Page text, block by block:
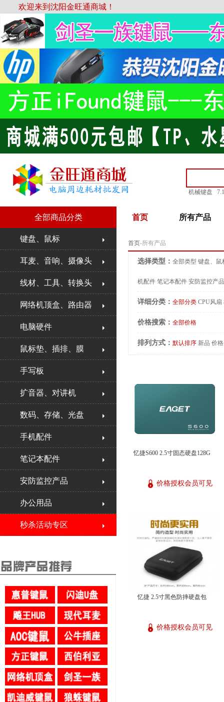
欢迎来到沈阳金旺通商城！
机械键盘
首页 所有产品
全部商品分类
键盘、鼠标
耳麦、音响、摄像头
线材、工具、转换头
网络机顶盒、路由器
电脑硬件
鼠标垫、插排、膜
手写板
扩音器、对讲机
数码、存储、光盘
手机配件
笔记本配件
安防监控产品
办公用品
秒杀活动专区
首页-所有产品
选择类型： 全部类型 键盘、鼠
机配件 笔记本配件 安防监控产品
详细分类： 全部分类 CPU风扇
价格搜索： 全部价格
排列方式： 默认排序 新品 价
忆捷S600 2.5寸固态硬盘128G
价格授权会员可见
忆捷 2.5寸黑色防摔硬盘包
价格授权会员可见